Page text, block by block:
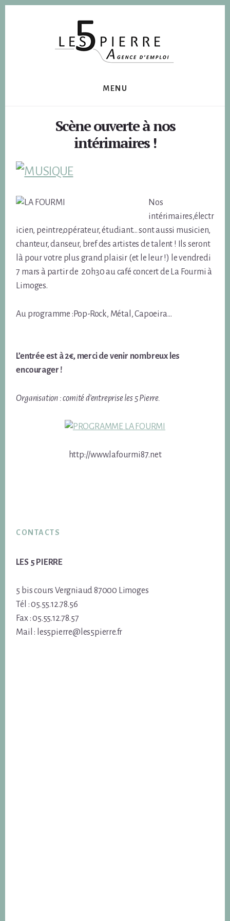
MENU
Scène ouverte à nos
intérimaires !
Nos
intérimaires,électr
icien, peintre,opérateur, étudiant… sont aussi musicien,
chanteur, danseur, bref des artistes de talent ! Ils seront
là pour votre plus grand plaisir (et le leur !) le vendredi
7 mars à partir de 20h30 au café concert de La Fourmi à
Limoges.
Au programme :Pop-Rock, Métal, Capoeira…
L’entrée est à 2€, merci de venir nombreux les
encourager !
Organisation : comité d’entreprise les 5 Pierre.
http://www.lafourmi87.net
CONTACTS
LES 5 PIERRE
5 bis cours Vergniaud 87000 Limoges
Tél : 05.55.12.78.56
Fax : 05.55.12.78.57
Mail : les5pierre@les5pierre.fr